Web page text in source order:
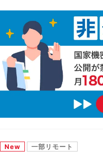
New 一部リモート